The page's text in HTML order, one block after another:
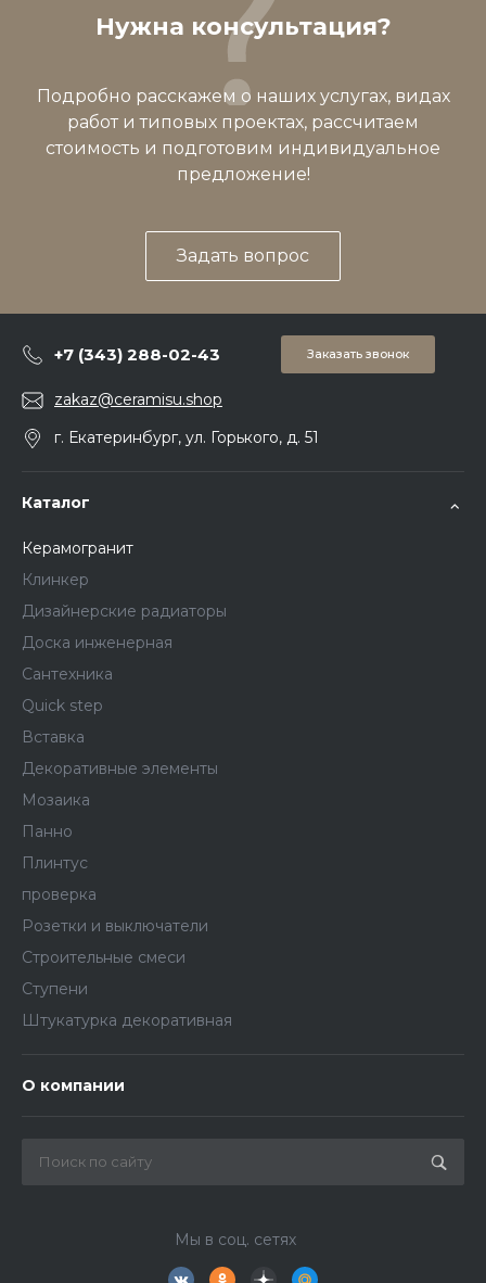
Нужна консультация?
Подробно расскажем о наших услугах, видах
работ и типовых проектах, рассчитаем
стоимость и подготовим индивидуальное
предложение!
Задать вопрос
+7 (343) 288-02-43 Заказать звонок
zakaz@ceramisu.shop
г. Екатеринбург, ул. Горького, д. 51
Каталог
Керамогранит
Клинкер
Дизайнерские радиаторы
Доска инженерная
Сантехника
Quick step
Вставка
Декоративные элементы
Мозаика
Панно
Плинтус
проверка
Розетки и выключатели
Строительные смеси
Ступени
Штукатурка декоративная
О компании
Мы в соц. сетях